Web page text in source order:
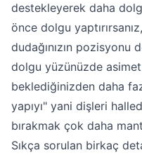
destekleyerek daha
önce dolgu
dudağınızın pozisyonu
dolgu yüzünüzde
beklediğinizden daha
yapıyı" yani dişleri
bırakmak çok daha
Sıkça sorulan birkaç